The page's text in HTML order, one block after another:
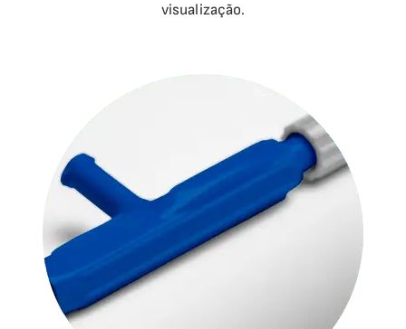
visualização.